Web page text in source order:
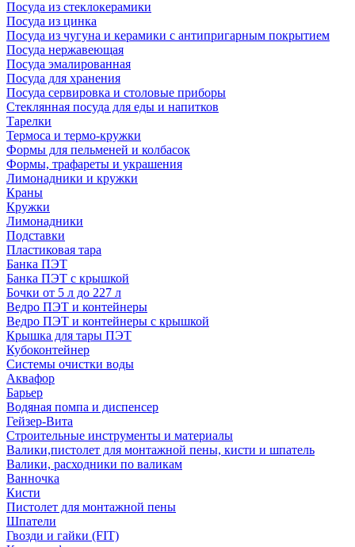
Посуда из стеклокерамики
Посуда из цинка
Посуда из чугуна и керамики с антипригарным покрытием
Посуда нержавеющая
Посуда эмалированная
Посуда для хранения
Посуда сервировка и столовые приборы
Стеклянная посуда для еды и напитков
Тарелки
Термоса и термо-кружки
Формы для пельменей и колбасок
Формы, трафареты и украшения
Лимонадники и кружки
Краны
Кружки
Лимонадники
Подставки
Пластиковая тара
Банка ПЭТ
Банка ПЭТ с крышкой
Бочки от 5 л до 227 л
Ведро ПЭТ и контейнеры
Ведро ПЭТ и контейнеры с крышкой
Крышка для тары ПЭТ
Кубоконтейнер
Системы очистки воды
Аквафор
Барьер
Водяная помпа и диспенсер
Гейзер-Вита
Строительные инструменты и материалы
Валики,пистолет для монтажной пены, кисти и шпатель
Валики, расходники по валикам
Ванночка
Кисти
Пистолет для монтажной пены
Шпатели
Гвозди и гайки (FIT)